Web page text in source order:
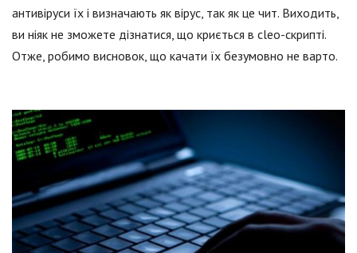
антивіруси їх і визначають як вірус, так як це чит. Виходить,
ви ніяк не зможете дізнатися, що криється в cleo-скрипті.
Отже, робимо висновок, що качати їх безумовно не варто.